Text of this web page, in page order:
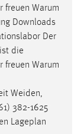
freuen Warum
Downloads
Der
die
freuen Warum
Weiden,
382-1625
Lageplan